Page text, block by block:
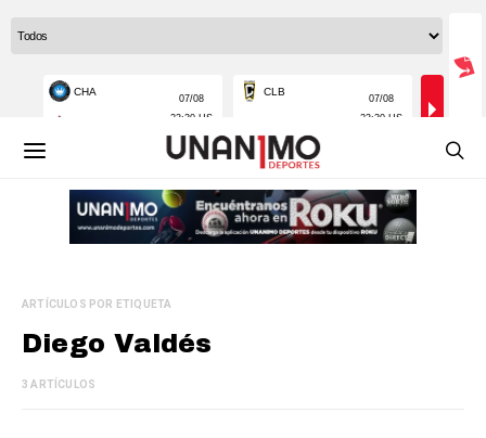
ARTÍCULOS POR ETIQUETA
Diego Valdés
3 ARTÍCULOS